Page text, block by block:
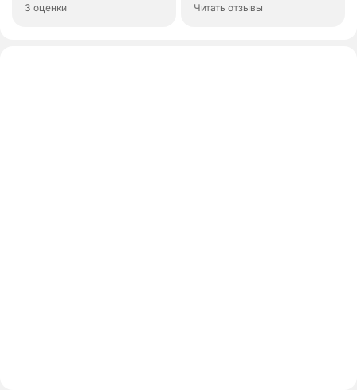
3 оценки Читать отзывы